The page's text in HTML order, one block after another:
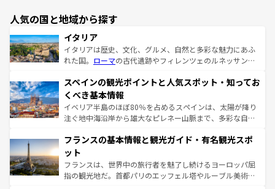
人気の国と地域から探す
イタリア
イタリアは歴史、文化、グルメ、自然と多彩な魅力にあふ
れた国。 ローマの古代遺跡やフィレンツェのルネッサンス
ろん、トスカーナの美しい田園風景やアマルフィ海岸の絶
景など、自然景観も見逃せない。観光の合間には、本場の
ピザやパスタなど、絶品のイタリア料理を堪能することも
できる。朝目覚めてから夜眠るまで、すべての瞬間を楽し
なお、新着のイタリア情報はコンテンツ一覧を参照してほ
しい。
スペインの観光ポイントと人気スポット・知ってお
くべき基本情報
イベリア半島のほぼ80％を占めるスペインは、太陽が降り
注ぐ地中海沿岸から雄大なピレネー山脈まで、多彩な自然
文化が根付くこの国では、情熱的なフラメンコ、熱気あふ
れる闘牛、そして美味しいタパスが生活の一部となってい
る。首都マドリードの洗練された雰囲気や、バルセロナの
アートに溢れた街角から、地方では古代ローマ遺跡や中世
フランスの基本情報と観光ガイド・有名観光スポ
ット
フランスは、世界中の旅行者を魅了し続けるヨーロッパ屈
指の観光地だ。首都パリのエッフェル塔やルーブル美術館